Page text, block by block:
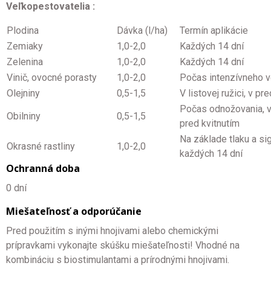
Veľkopestovatelia :
Plodina Dávka (l/ha)
Termín aplikácie
Zemiaky
1,0-2,0
Každých 14 dní
Zelenina
1,0-2,0
Každých 14 dní
Vinič, ovocné porasty
1,0-2,0
Počas intenzívneho
Olejniny
0,5-1,5
V listovej ružici, v
Obilniny
0,5-1,5
Počas odnožovania,
pred kvitnutím
Okrasné rastliny
1,0-2,0
Na základe tlaku a
každých 14 dní
Ochranná doba
0 dní
Miešateľnosť a odporúčanie
Pred použitím s inými hnojivami alebo chemickými
prípravkami vykonajte skúšku miešateľnosti! Vhodné na
kombináciu s biostimulantami a prírodnými hnojivami.